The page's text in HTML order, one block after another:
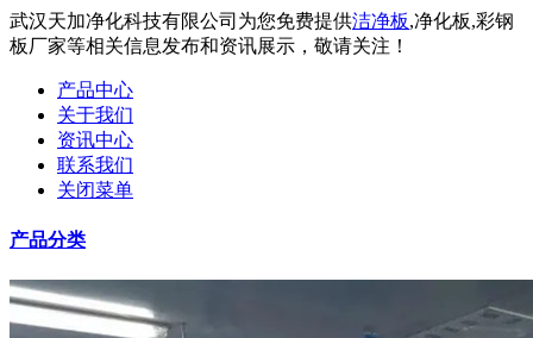
武汉天加净化科技有限公司为您免费提供洁净板,净化板,彩钢
板厂家等相关信息发布和资讯展示，敬请关注！
产品中心
关于我们
资讯中心
联系我们
关闭菜单
产品分类